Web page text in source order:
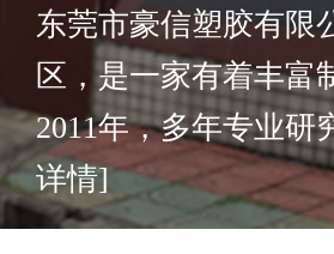
东莞市豪信塑胶有限
区，是一家有着丰富
2011年，多年专业研
详情]